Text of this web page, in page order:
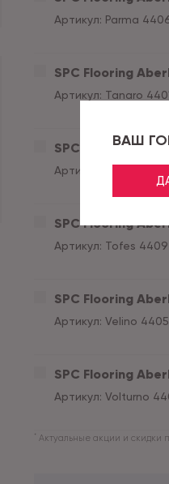
ВАШ
Артикул: Parma
SPC Flooring
Артикул: Tanaro
SPC Flooring
Артикул:
SPC Flooring
Артикул: Tofes 4409
SPC Flooring
Артикул: Velino 4405
SPC Flooring
Артикул: Volturno
* Актуальные акции и скидки